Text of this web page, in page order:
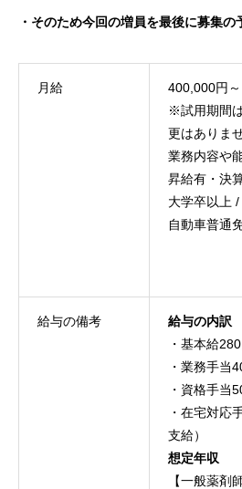
・そのため今回の増員を最後に募集の
月給
400,000円～
※試用期間
更はありませ
業務内容や
昇給有・決
大学卒以上
自動車普通
給与の備考
給与の内訳
・基本給
・業務手当
・資格手当
・在宅対応
支給）
想定年収
【一般薬剤